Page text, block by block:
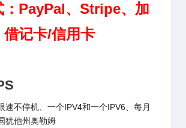
PayPal、Stripe、 加
借记卡/信用卡
速不停机、一个IPV4和一个IPV6、 每月
犹他州奥勒姆